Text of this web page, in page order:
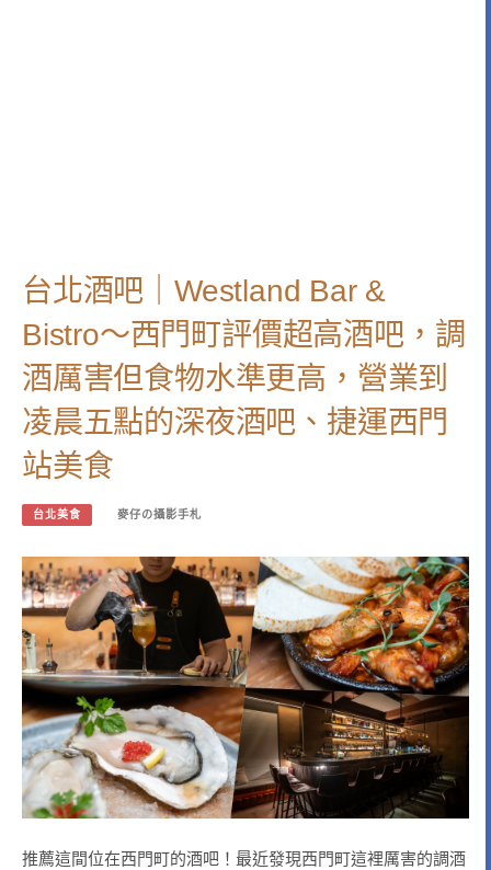
台北酒吧｜Westland Bar &
Bistro～西門町評價超高酒吧，調
酒厲害但食物水準更高，營業到
凌晨五點的深夜酒吧、捷運西門
站美食
台北美食 麥仔の攝影手札
推薦這間位在西門町的酒吧！最近發現西門町這裡厲害的調酒